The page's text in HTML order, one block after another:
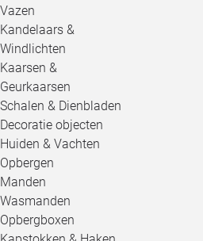
Vazen
Kandelaars &
Windlichten
Kaarsen &
Geurkaarsen
Schalen & Dienbladen
Decoratie objecten
Huiden & Vachten
Opbergen
Manden
Wasmanden
Opbergboxen